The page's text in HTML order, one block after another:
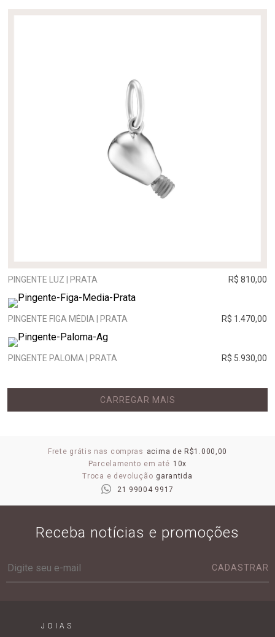
PINGENTE LUZ | PRATA R$ 810,00
PINGENTE FIGA MÉDIA | PRATA R$ 1.470,00
PINGENTE PALOMA | PRATA R$ 5.930,00
CARREGAR MAIS
Frete grátis nas compras acima de R$1.000,00
Parcelamento em até 10x
Troca e devolução garantida
21 99004 9917
Receba notícias e promoções
CADASTRAR
JOIAS